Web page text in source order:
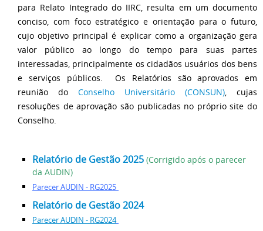
para Relato Integrado do IIRC, resulta em um documento
conciso, com foco estratégico e orientação para o futuro,
cujo objetivo principal é explicar como a organização gera
valor público ao longo do tempo para suas partes
interessadas, principalmente os cidadãos usuários dos bens
e serviços públicos. Os Relatórios são aprovados em
reunião do Conselho Universitário (CONSUN), cujas
resoluções de aprovação são publicadas no próprio site do
Conselho.
Relatório de Gestão 2025 (Corrigido após o parecer
da AUDIN)
Parecer AUDIN - RG2025
Relatório de Gestão 2024
Parecer AUDIN - RG2024